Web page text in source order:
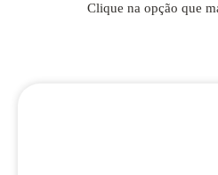
Clique na opção que